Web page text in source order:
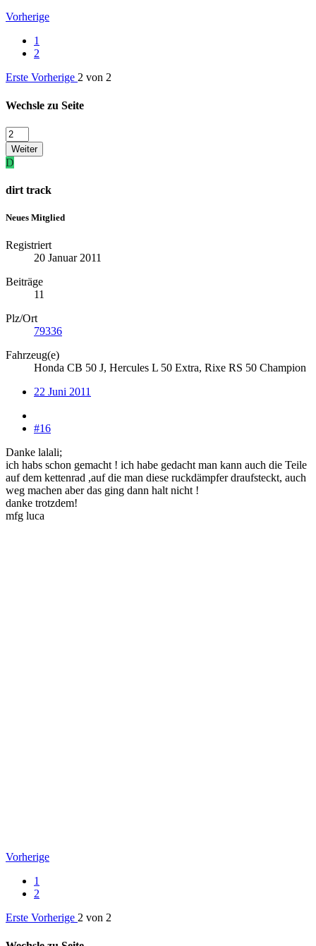
Vorherige
1
2
Erste Vorherige 2 von 2
Wechsle zu Seite
Weiter
D
dirt track
Neues Mitglied
Registriert
20 Januar 2011
Beiträge
11
Plz/Ort
79336
Fahrzeug(e)
Honda CB 50 J, Hercules L 50 Extra, Rixe RS 50 Champion
22 Juni 2011
#16
Danke lalali;
ich habs schon gemacht ! ich habe gedacht man kann auch die Teile
auf dem kettenrad ,auf die man diese ruckdämpfer draufsteckt, auch
weg machen aber das ging dann halt nicht !
danke trotzdem!
mfg luca
Vorherige
1
2
Erste Vorherige 2 von 2